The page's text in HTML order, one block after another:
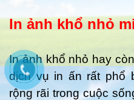
In ảnh khổ nhỏ
In ảnh khổ nhỏ hay
dịch vụ in ấn rất phổ
rộng rãi trong cuộc